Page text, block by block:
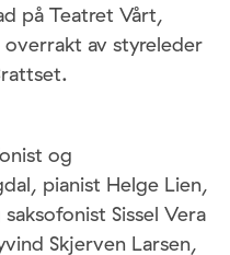
på Teatret Vårt,
overrakt av styreleder
og
pianist Helge Lien,
Sissel Vera
Skjerven Larsen,